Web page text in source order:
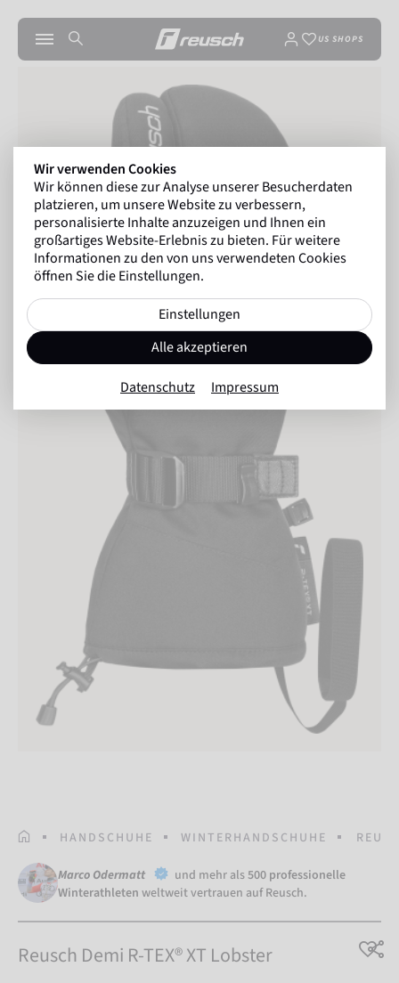
US SHOPS
STARTSEITEHANDSCHUHE WINTERHANDSCHUHE
Marco Odermatt und mehr als500 professionelle
Winterathleten weltweit vertrauen auf Reusch.
Reusch Demi R-TEX® XT Lobster
Wir verwenden Cookies
Wir können diese zur Analyse unserer Besucherdaten
platzieren, um unsere Website zu verbessern,
personalisierte Inhalte anzuzeigen und Ihnen ein
großartiges Website-Erlebnis zu bieten. Für weitere
Informationen zu den von uns verwendeten Cookies
öffnen Sie die Einstellungen.
Einstellungen
Alle akzeptieren
Datenschutz Impressum